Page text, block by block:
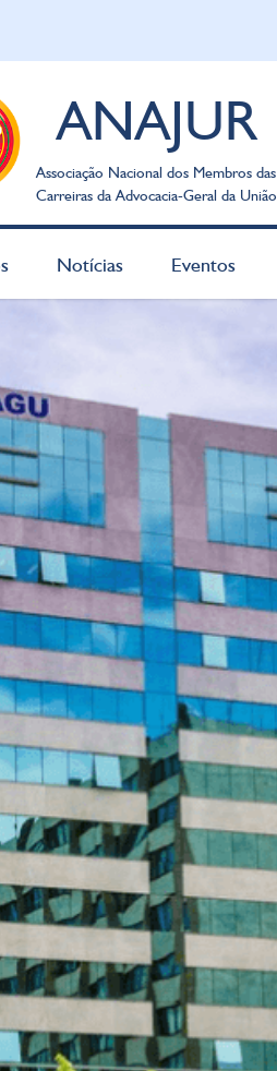
ANAJUR
Associação Nacional dos Membros das
Carreiras da Advocacia-Geral da União
Notícias Eventos